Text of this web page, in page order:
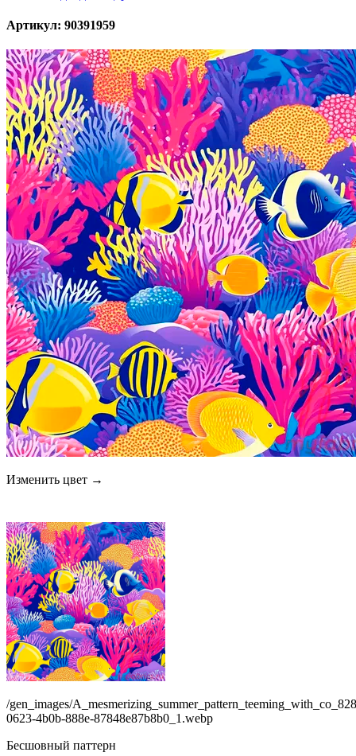
Артикул: 90391959
Изменить цвет →
/gen_images/
0623-4b0b-888e-87848e87b8b0_1.webp
Бесшовный паттерн